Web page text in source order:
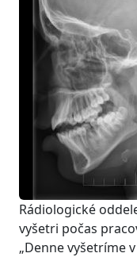
Rádiologické
vyšetri počas
„Denne vyšetríme